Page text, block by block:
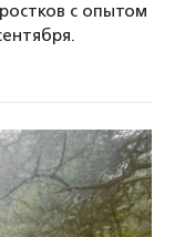
с опытом